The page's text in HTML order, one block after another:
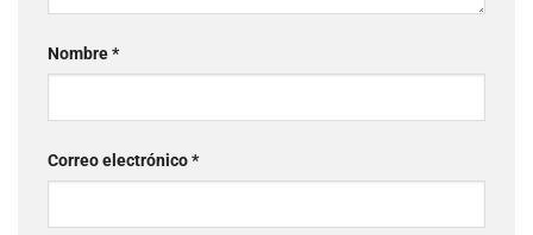
Nombre*
Correo electrónico*